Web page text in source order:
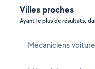
Villes proches
Ayant le plus de résultats,
Mécaniciens